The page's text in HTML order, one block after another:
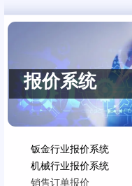
报价系统
钣金行业报价系统
机械行业报价系统
销售订单报价